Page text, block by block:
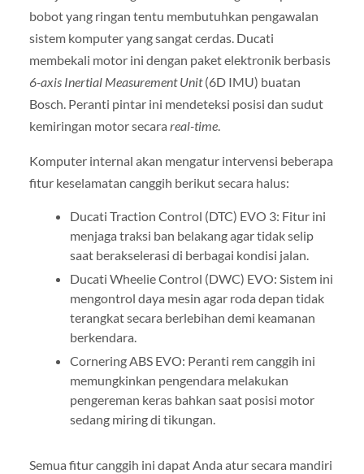
bobot yang ringan tentu membutuhkan pengawalan
sistem komputer yang sangat cerdas. Ducati
membekali motor ini dengan paket elektronik berbasis
6-axis Inertial Measurement Unit(6D IMU) buatan
Bosch. Peranti pintar ini mendeteksi posisi dan sudut
kemiringan motor secara real-time.
Komputer internal akan mengatur intervensi beberapa
fitur keselamatan canggih berikut secara halus:
Ducati Traction Control (DTC) EVO 3: Fitur ini
menjaga traksi ban belakang agar tidak selip
saat berakselerasi di berbagai kondisi jalan.
Ducati Wheelie Control (DWC) EVO: Sistem ini
mengontrol daya mesin agar roda depan tidak
terangkat secara berlebihan demi keamanan
berkendara.
Cornering ABS EVO: Peranti rem canggih ini
memungkinkan pengendara melakukan
pengereman keras bahkan saat posisi motor
sedang miring di tikungan.
Semua fitur canggih ini dapat Anda atur secara mandiri